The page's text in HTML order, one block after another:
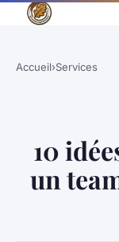
Accueil›Services
10
un